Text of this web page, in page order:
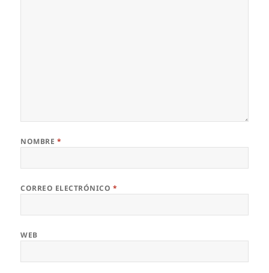
NOMBRE *
CORREO ELECTRÓNICO *
WEB